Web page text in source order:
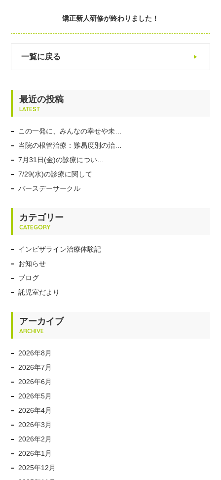
矯正新人研修が終わりました！
一覧に戻る
最近の投稿
LATEST
この一発に、みんなの幸せや未…
当院の根管治療：難易度別の治…
7月31日(金)の診療につい…
7/29(水)の診療に関して
バースデーサークル
カテゴリー
CATEGORY
インビザライン治療体験記
お知らせ
ブログ
託児室だより
アーカイブ
ARCHIVE
2026年8月
2026年7月
2026年6月
2026年5月
2026年4月
2026年3月
2026年2月
2026年1月
2025年12月